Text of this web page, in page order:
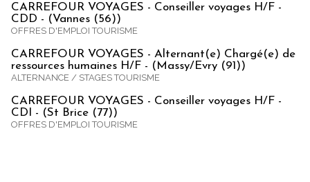
CARREFOUR VOYAGES - Conseiller voyages H/F -
CDD - (Vannes (56))
OFFRES D'EMPLOI TOURISME
CARREFOUR VOYAGES - Alternant(e) Chargé(e) de
ressources humaines H/F - (Massy/Evry (91))
ALTERNANCE / STAGES TOURISME
CARREFOUR VOYAGES - Conseiller voyages H/F -
CDI - (St Brice (77))
OFFRES D'EMPLOI TOURISME